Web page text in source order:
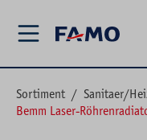
Sortiment / Sanitaer/
Bemm Laser-